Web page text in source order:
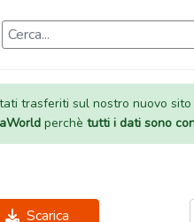
trasferiti sul nostro nuovo sito
perchè tutti i dati sono
Scarica